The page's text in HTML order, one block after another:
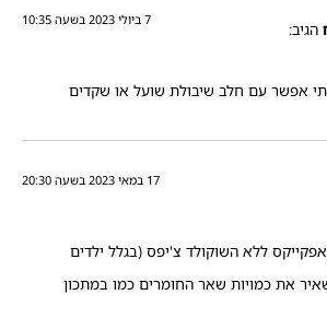
הגיב:
7 ביולי 2023 בשעה 10:35
אפשר עם חלב שיבולת שועל או שקדים
17 במאי 2023 בשעה 20:30
ללא השוקולד צ'יפס (בגלל ילדים
את כמויות שאר החומרים כמו במתכון